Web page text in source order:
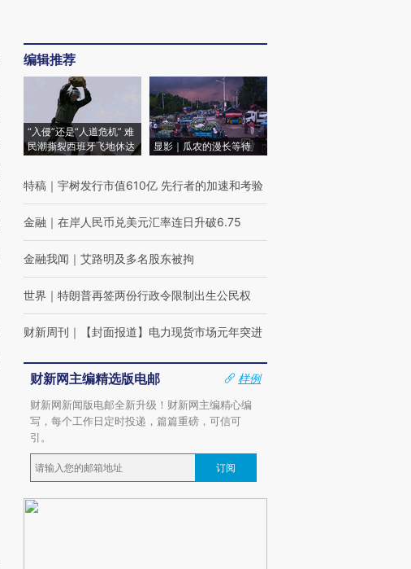
编辑推荐
“入侵”还是“人道危机” 难
民潮撕裂西班牙飞地休达
显影｜瓜农的漫长等待
特稿 ｜ 宇树发行市值610亿 先行者的加速和考验
金融 ｜ 在岸人民币兑美元汇率连日升破6.75
金融我闻 ｜ 艾路明及多名股东被拘
世界 ｜ 特朗普再签两份行政令限制出生公民权
财新周刊 ｜ 【封面报道】电力现货市场元年突进
财新网主编精选版电邮
样例
财新网新闻版电邮全新升级！财新网主编精心编
写，每个工作日定时投递，篇篇重磅，可信可
引。
订阅